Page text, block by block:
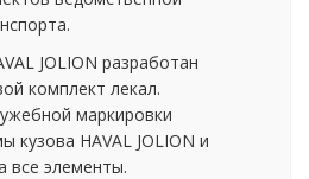
JOLION разработан
комплект лекал.
маркировки
кузова HAVAL JOLION и
все элементы.